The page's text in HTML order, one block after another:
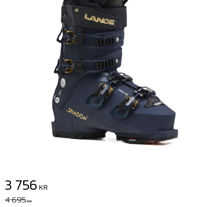
Nedsatt pris:
3 756KR
Ordinarie pris:
4 695KR